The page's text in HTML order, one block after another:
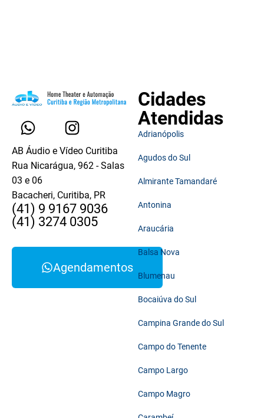
AB Áudio e Vídeo Curitiba
Rua Nicarágua, 962 - Salas
03 e 06
Bacacheri, Curitiba, PR
(41) 9 9167 9036
(41) 3274 0305
Agendamentos
Cidades
Atendidas
Adrianópolis
Agudos do Sul
Almirante Tamandaré
Antonina
Araucária
Balsa Nova
Blumenau
Bocaiúva do Sul
Campina Grande do Sul
Campo do Tenente
Campo Largo
Campo Magro